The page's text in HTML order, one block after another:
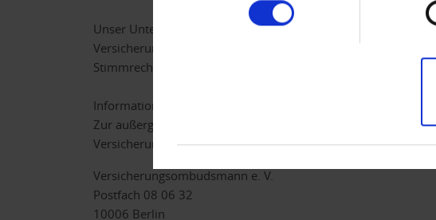
Unser Unternehmen hält keine direkte oder indirekte
Versicherungsunternehmen oder Mutterunternehmen eines
Stimmrechten oder am Kapital unseres Unternehmens.
Information zu den Schlichtungsstellen gemäß § 214 VVG
Zur außergerichtlichen Streitbeilegung können
Versicherungsvermittlungsverordnung sind wir verpflichtet,
Versicherungsombudsmann e. V.
Postfach 08 06 32
10006 Berlin